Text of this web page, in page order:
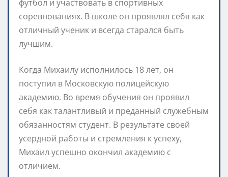
футбол и участвовать в спортивных
соревнованиях. В школе он проявлял себя как
отличный ученик и всегда старался быть
лучшим.
Когда Михаилу исполнилось 18 лет, он
поступил в Московскую полицейскую
академию. Во время обучения он проявил
себя как талантливый и преданный служебным
обязанностям студент. В результате своей
усердной работы и стремления к успеху,
Михаил успешно окончил академию с
отличием.